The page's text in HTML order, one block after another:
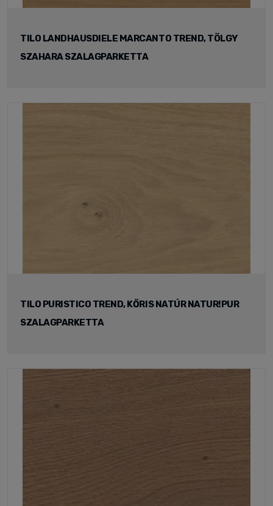
TILO LANDHAUSDIELE MARCANTO TREND, TÖLGY
SZAHARA SZALAGPARKETTA
TILO PURISTICO TREND, KŐRIS NATÚR NATUR!PUR
SZALAGPARKETTA